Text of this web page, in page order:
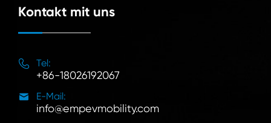
Kontakt mit uns
 Tel:
+86-18026192067

E-Mail:
info@empevmobility.com